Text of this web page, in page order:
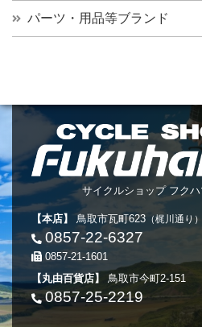
パーツ・用品等ブランド
サイクルショップ フクハ
【本店】 鳥取市瓦町623 （梶川通り）
0857-22-6327
0857-21-1601
【丸由百貨店】
鳥取市今町2-151
0857-25-2219